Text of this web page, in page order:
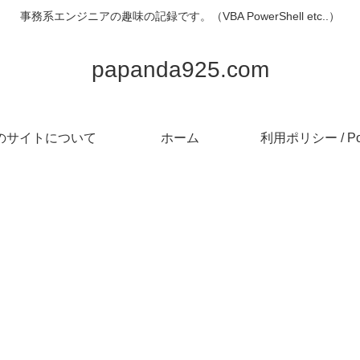
事務系エンジニアの趣味の記録です。（VBA PowerShell etc..）
papanda925.com
サイトについて ホーム 利用ポリシー /